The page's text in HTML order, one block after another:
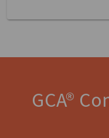
GCA®